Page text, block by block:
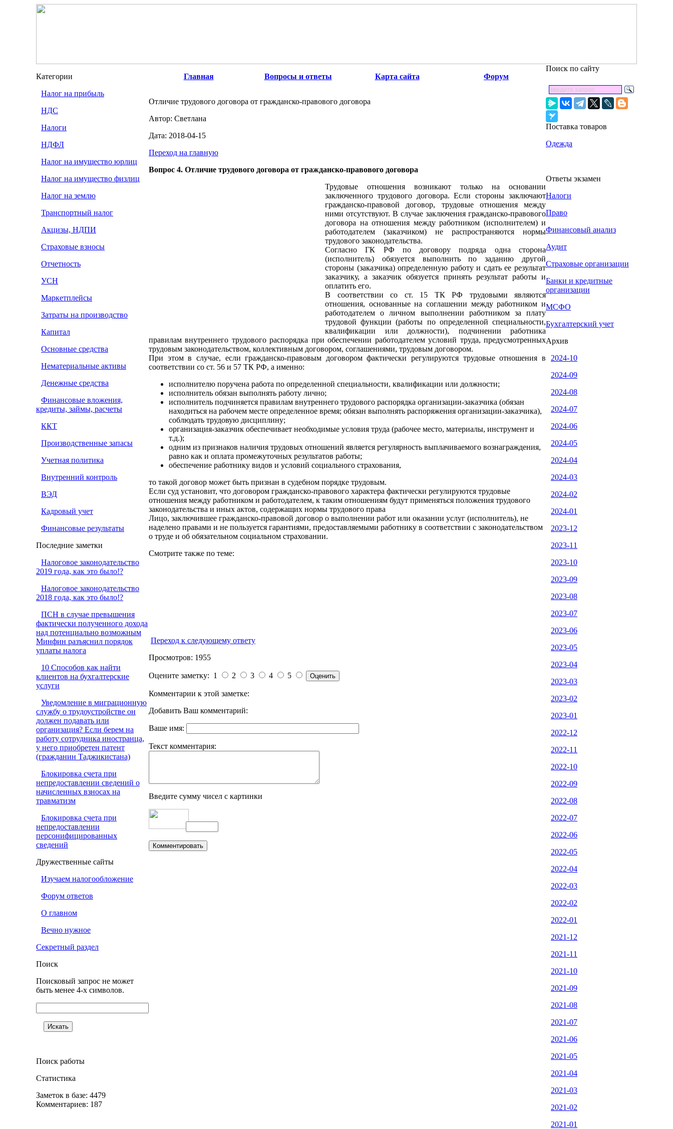
Категории
Налог на прибыль
НДС
Налоги
НДФЛ
Налог на имущество юрлиц
Налог на имущество физлиц
Налог на землю
Транспортный налог
Акцизы, НДПИ
Страховые взносы
Отчетность
УСН
Маркетплейсы
Затраты на производство
Капитал
Основные средства
Нематериальные активы
Денежные средства
Финансовые вложения,
кредиты, займы, расчеты
ККТ
Производственные запасы
Учетная политика
Внутренний контроль
ВЭД
Кадровый учет
Финансовые результаты
Последние заметки
Налоговое законодательство
2019 года, как это было!?
Налоговое законодательство
2018 года, как это было!?
ПСН в случае превышения
фактически полученного дохода
над потенциально возможным
Минфин разъяснил порядок
уплаты налога
10 Способов как найти
клиентов на бухгалтерские
услуги
Уведомление в миграционную
службу о трудоустройстве он
должен подавать или
организация? Если берем на
работу сотрудника иностранца,
у него приобретен патент
(гражданин Таджикистана)
Блокировка счета при
непредоставлении сведений о
начисленных взносах на
травматизм
Блокировка счета при
непредоставлении
персонифицированных
сведений
Дружественные сайты
Изучаем налогообложение
Форум ответов
О главном
Вечно нужное
Секретный раздел
Поиск
Поисковый запрос не может
быть менее 4-х символов.
Поиск работы
Статистика
Заметок в базе: 4479
Комментариев: 187
Главная Вопросы и ответы Карта сайта Форум
Отличие трудового договора от гражданско-правового договора
Автор: Светлана
Дата: 2018-04-15
Переход на главную
Вопрос 4. Отличие трудового договора от гражданско-правового договора
Трудовые отношения возникают только на основании
заключенного трудового договора. Если стороны заключают
гражданско-правовой договор, трудовые отношения между
ними отсутствуют. В случае заключения гражданско-правового
договора на отношения между работником (исполнителем) и
работодателем (заказчиком) не распространяются нормы
трудового законодательства.
Согласно ГК РФ по договору подряда одна сторона
(исполнитель) обязуется выполнить по заданию другой
стороны (заказчика) определенную работу и сдать ее результат
заказчику, а заказчик обязуется принять результат работы и
оплатить его.
В соответствии со ст. 15 ТК РФ трудовыми являются
отношения, основанные на соглашении между работником и
работодателем о личном выполнении работником за плату
трудовой функции (работы по определенной специальности,
квалификации или должности), подчинении работника
правилам внутреннего трудового распорядка при обеспечении работодателем условий труда, предусмотренных
трудовым законодательством, коллективным договором, соглашениями, трудовым договором.
При этом в случае, если гражданско-правовым договором фактически регулируются трудовые отношения в
соответствии со ст. 56 и 57 ТК РФ, а именно:
исполнителю поручена работа по определенной специальности, квалификации или должности;
исполнитель обязан выполнять работу лично;
исполнитель подчиняется правилам внутреннего трудового распорядка организации-заказчика (обязан
находиться на рабочем месте определенное время; обязан выполнять распоряжения организации-заказчика),
соблюдать трудовую дисциплину;
организация-заказчик обеспечивает необходимые условия труда (рабочее место, материалы, инструмент и
т.д.);
одним из признаков наличия трудовых отношений является регулярность выплачиваемого вознаграждения,
равно как и оплата промежуточных результатов работы;
обеспечение работнику видов и условий социального страхования,
то такой договор может быть признан в судебном порядке трудовым.
Если суд установит, что договором гражданско-правового характера фактически регулируются трудовые
отношения между работником и работодателем, к таким отношениям будут применяться положения трудового
законодательства и иных актов, содержащих нормы трудового права
Лицо, заключившее гражданско-правовой договор о выполнении работ или оказании услуг (исполнитель), не
наделено правами и не пользуется гарантиями, предоставляемыми работнику в соответствии с законодательством
о труде и об обязательном социальном страховании.
Смотрите также по теме:
Переход к следующему ответу
Просмотров: 1955
Оцените заметку: 1 2 3 4 5
Комментарии к этой заметке:
Добавить Ваш комментарий:
Ваше имя:
Текст комментария:
Введите сумму чисел с картинки
Поиск по сайту
Поставка товаров
Одежда
Ответы экзамен
Налоги
Право
Финансовый анализ
Аудит
Страховые организации
Банки и кредитные
организации
МСФО
Бухгалтерский учет
Архив
2024-10
2024-09
2024-08
2024-07
2024-06
2024-05
2024-04
2024-03
2024-02
2024-01
2023-12
2023-11
2023-10
2023-09
2023-08
2023-07
2023-06
2023-05
2023-04
2023-03
2023-02
2023-01
2022-12
2022-11
2022-10
2022-09
2022-08
2022-07
2022-06
2022-05
2022-04
2022-03
2022-02
2022-01
2021-12
2021-11
2021-10
2021-09
2021-08
2021-07
2021-06
2021-05
2021-04
2021-03
2021-02
2021-01